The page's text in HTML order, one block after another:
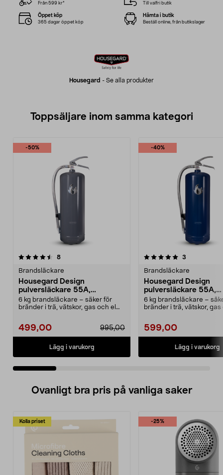
Housegard - Se alla produkter
Från 599 kr* Till valfri butik
Öppet köp
365 dagar öppet köp
Hämta i butik
Beställ online, från butikslager
Toppsäljare inom samma kategori
-50%
8recensioner
Brandsläckare
Housegard Design
pulversläckare 55A,
grå/silver, 6 kg
6 kg brandsläckare – säker för
bränder i trä, vätskor, gas och el
499,00 995,00
Lägg i varukorg
-40%
5.0 av 5 stjärnor 3
Brandsläckare
Housegard Design
pulversläckare 55A,
blå/silver, 6 kg
6 kg brandsläckare –
bränder i trä, vätskor, gas
599,00
Lägg i varukorg
4.5 av 5 stjärnor
Ovanligt bra pris på vanliga saker
Kolla priset -25%